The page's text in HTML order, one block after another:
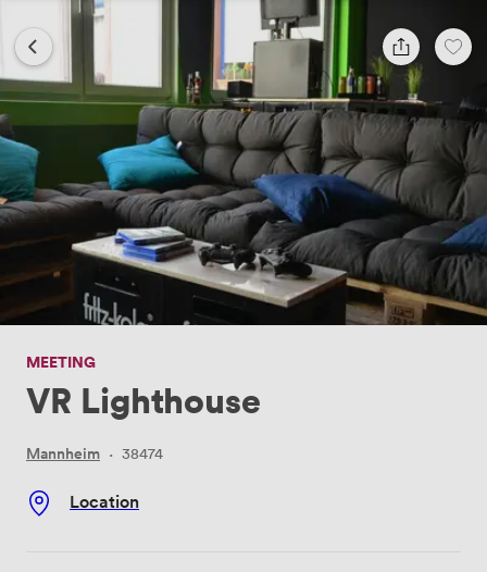
MEETING
VR Lighthouse
Mannheim · 38474
Location